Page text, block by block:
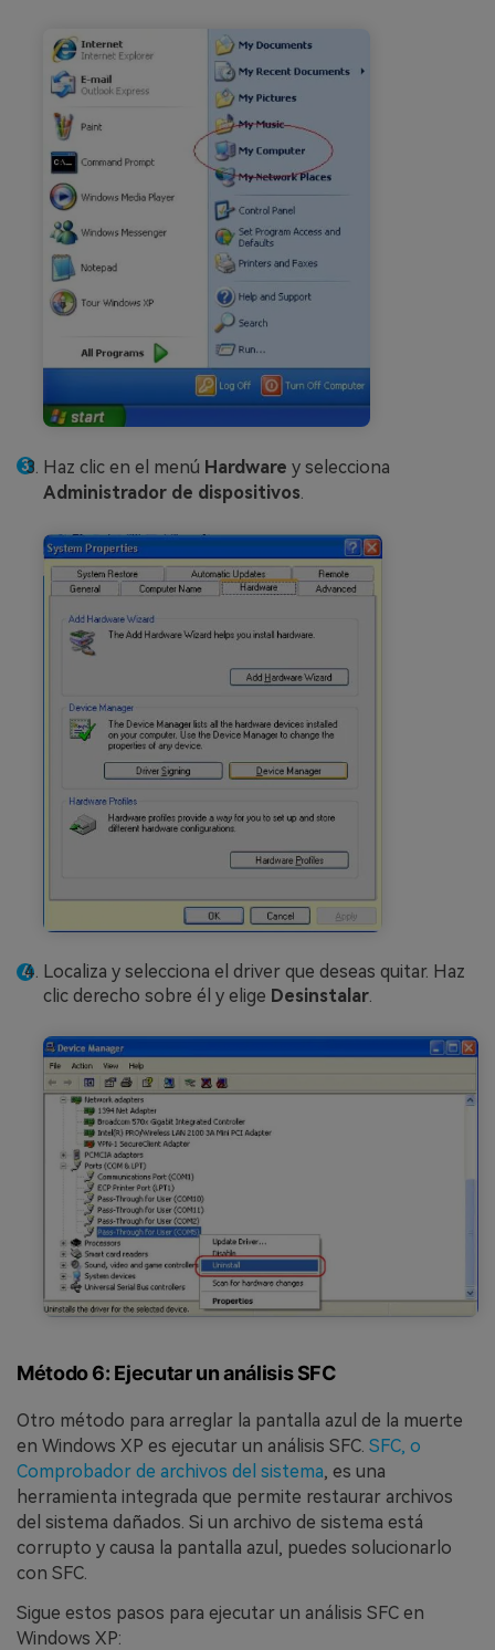
Haz clic en el menú Hardware y selecciona
Administrador de dispositivos.
Localiza y selecciona el driver que deseas quitar. Haz
clic derecho sobre él y elige Desinstalar
Método 6: Ejecutar un análisis SFC
Otro método para arreglar la pantalla azul de la muerte
en Windows XP es ejecutar un análisis SFC. SFC, o
Comprobador de archivos del sistema, es una
herramienta integrada que permite restaurar archivos
del sistema dañados. Si un archivo de sistema está
corrupto y causa la pantalla azul, puedes solucionarlo
con SFC.
Sigue estos pasos para ejecutar un análisis SFC en
Windows XP: